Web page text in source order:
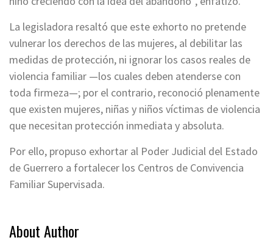
La legisladora resaltó que este exhorto no pretende
vulnerar los derechos de las mujeres, al debilitar las
medidas de protección, ni ignorar los casos reales de
violencia familiar —los cuales deben atenderse con
toda firmeza—; por el contrario, reconoció plenamente
que existen mujeres, niñas y niños víctimas de violencia
que necesitan protección inmediata y absoluta.
Por ello, propuso exhortar al Poder Judicial del Estado
de Guerrero a fortalecer los Centros de Convivencia
Familiar Supervisada.
About Author